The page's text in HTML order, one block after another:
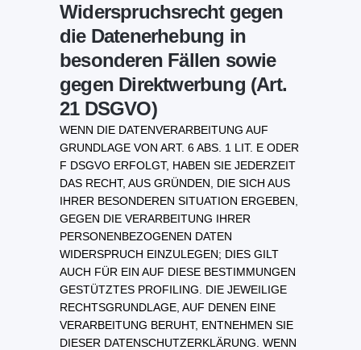
Widerspruchsrecht gegen
die Datenerhebung in
besonderen Fällen sowie
gegen Direktwerbung (Art.
21 DSGVO)
WENN DIE DATENVERARBEITUNG AUF
GRUNDLAGE VON ART. 6 ABS. 1 LIT. E ODER
F DSGVO ERFOLGT, HABEN SIE JEDERZEIT
DAS RECHT, AUS GRÜNDEN, DIE SICH AUS
IHRER BESONDEREN SITUATION ERGEBEN,
GEGEN DIE VERARBEITUNG IHRER
PERSONENBEZOGENEN DATEN
WIDERSPRUCH EINZULEGEN; DIES GILT
AUCH FÜR EIN AUF DIESE BESTIMMUNGEN
GESTÜTZTES PROFILING. DIE JEWEILIGE
RECHTSGRUNDLAGE, AUF DENEN EINE
VERARBEITUNG BERUHT, ENTNEHMEN SIE
DIESER DATENSCHUTZERKLÄRUNG. WENN